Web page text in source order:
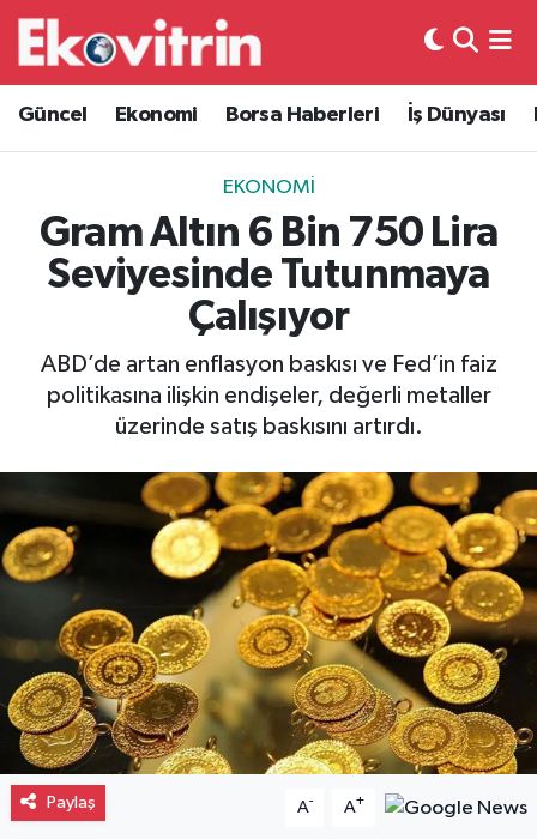
Güncel Ekonomi Borsa Haberleri İş Dünyası
EKONOMI
Gram Altın 6 Bin 750 Lira
Seviyesinde Tutunmaya
Çalışıyor
ABD’de artan enflasyon baskısı ve Fed’in faiz
politikasına ilişkin endişeler, değerli metaller
üzerinde satış baskısını artırdı.
Paylaş A- A+
Güncel
Ekonomi
Borsa Haberleri
İş Dünyası
Otovitrin
Magazin
Gayrimenkul
Spor
Eğitim
Hava Durumu
Trafik Durumu
Süper Lig Puan Durumu ve Fikstür
Tüm Manşetler
Son Dakika Haberleri
Haber Arşivi